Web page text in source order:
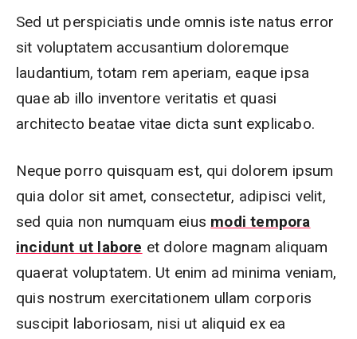
Sed ut perspiciatis unde omnis iste natus error
sit voluptatem accusantium doloremque
laudantium, totam rem aperiam, eaque ipsa
quae ab illo inventore veritatis et quasi
architecto beatae vitae dicta sunt explicabo.
Neque porro quisquam est, qui dolorem ipsum
quia dolor sit amet, consectetur, adipisci velit,
sed quia non numquam eius modi tempora
incidunt ut labore et dolore magnam aliquam
quaerat voluptatem. Ut enim ad minima veniam,
quis nostrum exercitationem ullam corporis
suscipit laboriosam, nisi ut aliquid ex ea